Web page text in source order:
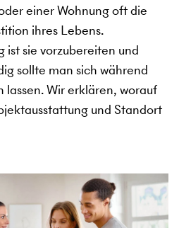
einer Wohnung oft die
ihres Lebens.
sie vorzubereiten und
sollte man sich während
lassen. Wir erklären, worauf
und Standort